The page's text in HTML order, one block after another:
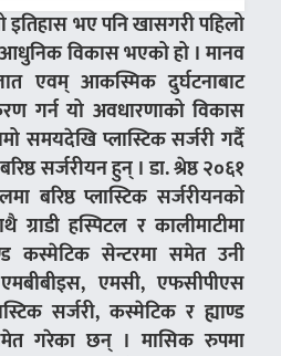
इतिहास भए पनि खासगरी पहिलो
विकास भएको हो । मानव
एवम् आकस्मिक दुर्घटनाबाट
गर्न यो अवधारणाको विकास
समयदेखि प्लास्टिक सर्जरी गर्दै
सर्जरीयन हुन् । डा. श्रेष्ठ २०६१
बरिष्ठ प्लास्टिक सर्जरीयनको
हस्पिटल र कालीमाटीमा
कस्मेटिक सेन्टरमा समेत उनी
एमसी, एफसीपीएस
सर्जरी, कस्मेटिक र ह्याण्ड
गरेका छन् । मासिक रुपमा